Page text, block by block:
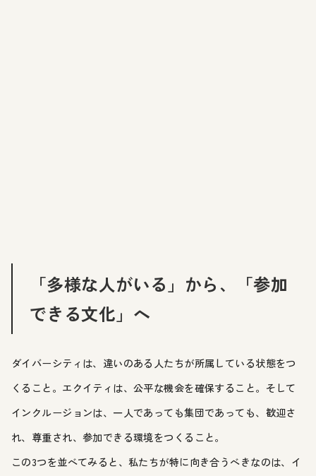
「多様な人がいる」から、「参加
できる文化」へ
ダイバーシティは、違いのある人たちが所属している状態をつ
くること。エクイティは、公平な機会を確保すること。そして
インクルージョンは、一人であっても集団であっても、歓迎さ
れ、尊重され、参加できる環境をつくること。
この3つを並べてみると、私たちが特に向き合うべきなのは、イ